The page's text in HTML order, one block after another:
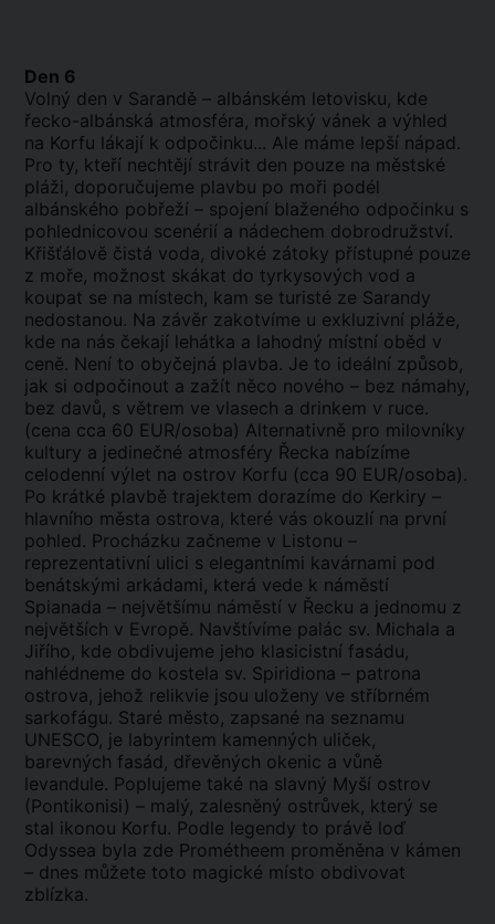
Den 6
Volný den v Sarandě – albánském letovisku, kde
řecko-albánská atmosféra, mořský vánek a výhled
na Korfu lákají k odpočinku... Ale máme lepší nápad.
Pro ty, kteří nechtějí strávit den pouze na městské
pláži, doporučujeme plavbu po moři podél
albánského pobřeží – spojení blaženého odpočinku s
pohlednicovou scenérií a nádechem dobrodružství.
Křišťálově čistá voda, divoké zátoky přístupné pouze
z moře, možnost skákat do tyrkysových vod a
koupat se na místech, kam se turisté ze Sarandy
nedostanou. Na závěr zakotvíme u exkluzivní pláže,
kde na nás čekají lehátka a lahodný místní oběd v
ceně. Není to obyčejná plavba. Je to ideální způsob,
jak si odpočinout a zažít něco nového – bez námahy,
bez davů, s větrem ve vlasech a drinkem v ruce.
(cena cca 60 EUR/osoba) Alternativně pro milovníky
kultury a jedinečné atmosféry Řecka nabízíme
celodenní výlet na ostrov Korfu (cca 90 EUR/osoba).
Po krátké plavbě trajektem dorazíme do Kerkiry –
hlavního města ostrova, které vás okouzlí na první
pohled. Procházku začneme v Listonu –
reprezentativní ulici s elegantními kavárnami pod
benátskými arkádami, která vede k náměstí
Spianada – největšímu náměstí v Řecku a jednomu z
největších v Evropě. Navštívíme palác sv. Michala a
Jiřího, kde obdivujeme jeho klasicistní fasádu,
nahlédneme do kostela sv. Spiridiona – patrona
ostrova, jehož relikvie jsou uloženy ve stříbrném
sarkofágu. Staré město, zapsané na seznamu
UNESCO, je labyrintem kamenných uliček,
barevných fasád, dřevěných okenic a vůně
levandule. Poplujeme také na slavný Myší ostrov
(Pontikonisi) – malý, zalesněný ostrůvek, který se
stal ikonou Korfu. Podle legendy to právě loď
Odyssea byla zde Prométheem proměněna v kámen
– dnes můžete toto magické místo obdivovat
zblízka.